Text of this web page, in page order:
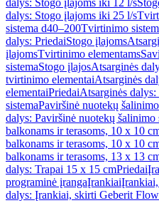
dalys: Stogo įlajoms iki 12 l/s
dalys: Stogo įlajoms iki 25 l/s
sistema d40–200Tvirtinimo
dalys: PriedaiStogo įlajoms
įlajomsTvirtinimo elementams
sistemaStogo įlajosAtsarginės
tvirtinimo elementaiAtsarginės
elementaiPriedaiAtsarginės dalys:
sistemaPaviršinė nuotekų
dalys: Paviršinė nuotekų
balkonams ir terasoms, 10 x 10
balkonams ir terasoms, 10 x 10
balkonams ir terasoms, 13 x 13
dalys: Trapai 15 x 15 cmPriedai
programinė įrangaĮrankiai
dalys: Įrankiai, skirti Geberit